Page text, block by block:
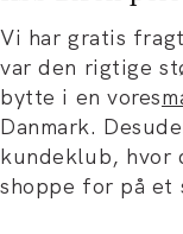
Vi har gratis
var den rigtige
bytte i en vores
Danmark.
kundeklub, hvor
shoppe for på et